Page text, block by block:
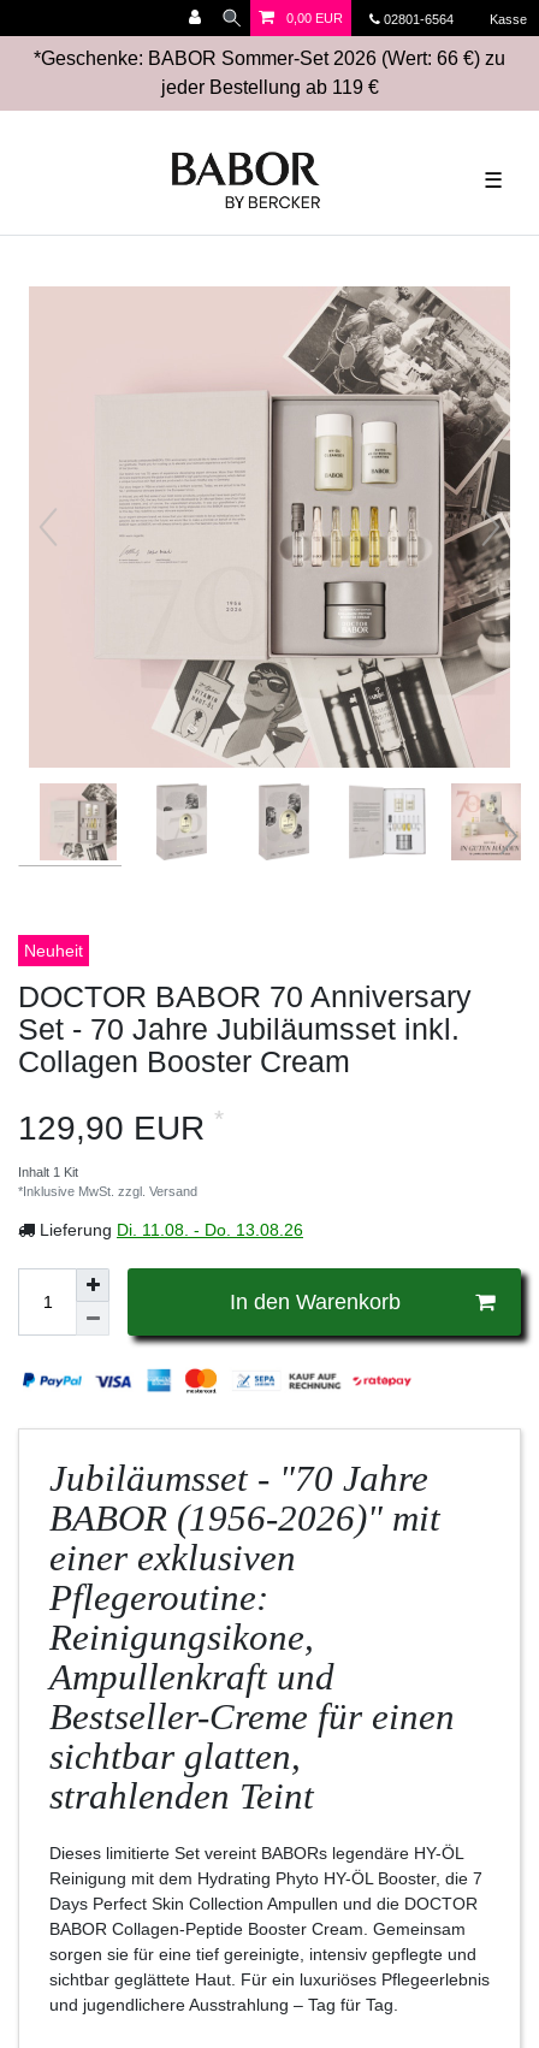
02801-6564 Kasse
0,00 EUR
*Geschenke: BABOR Sommer-Set 2026 (Wert: 66 €) zu
jeder Bestellung ab 119 €
☰
Neuheit
DOCTOR BABOR 70 Anniversary
Set - 70 Jahre Jubiläumsset inkl.
Collagen Booster Cream
129,90 EUR *
Inhalt 1 Kit
*Inklusive MwSt. zzgl. Versand
Lieferung Di. 11.08. - Do. 13.08.26
In den Warenkorb
Jubiläumsset - "70 Jahre
BABOR (1956-2026)" mit
einer exklusiven
Pflegeroutine:
Reinigungsikone,
Ampullenkraft und
Bestseller-Creme für einen
sichtbar glatten,
strahlenden Teint
Dieses limitierte Set vereint BABORs legendäre HY-ÖL
Reinigung mit dem Hydrating Phyto HY-ÖL Booster, die 7
Days Perfect Skin Collection Ampullen und die DOCTOR
BABOR Collagen-Peptide Booster Cream. Gemeinsam
sorgen sie für eine tief gereinigte, intensiv gepflegte und
sichtbar geglättete Haut. Für ein luxuriöses Pflegeerlebnis
und jugendlichere Ausstrahlung – Tag für Tag.